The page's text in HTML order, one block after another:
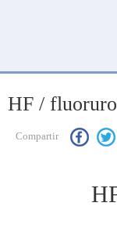
HF /
Compartir